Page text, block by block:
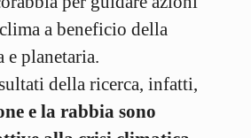
a beneficio della
e planetaria.
della ricerca, infatti,
e la rabbia sono